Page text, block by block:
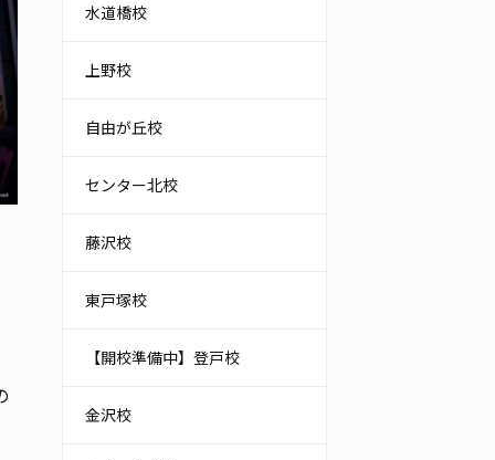
水道橋校
上野校
自由が丘校
センター北校
藤沢校
東戸塚校
【開校準備中】登戸校
金沢校